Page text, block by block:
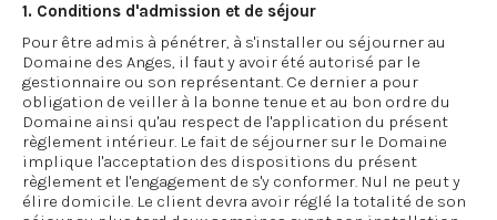
1. Conditions d'admission et de séjour
Pour être admis à pénétrer, à s'installer ou séjourner au
Domaine des Anges, il faut y avoir été autorisé par le
gestionnaire ou son représentant. Ce dernier a pour
obligation de veiller à la bonne tenue et au bon ordre du
Domaine ainsi qu'au respect de l'application du présent
règlement intérieur. Le fait de séjourner sur le Domaine
implique l'acceptation des dispositions du présent
règlement et l'engagement de s'y conformer. Nul ne peut y
élire domicile. Le client devra avoir réglé la totalité de son